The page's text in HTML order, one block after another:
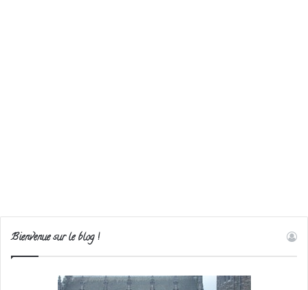
Bienvenue sur le blog !